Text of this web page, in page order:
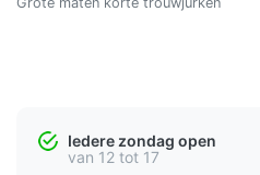
Iedere zondag open
van 12 tot 17